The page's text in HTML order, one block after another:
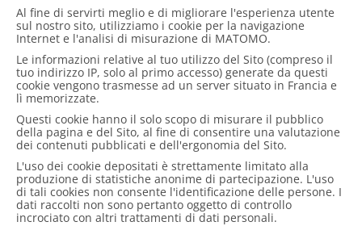
Al fine di servirti meglio e di migliorare l'esperienza utente
sul nostro sito, utilizziamo i cookie per la navigazione
Internet e l'analisi di misurazione di MATOMO.
Le informazioni relative al tuo utilizzo del Sito (compreso il
tuo indirizzo IP, solo al primo accesso) generate da questi
cookie vengono trasmesse ad un server situato in Francia e
lì memorizzate.
Questi cookie hanno il solo scopo di misurare il pubblico
della pagina e del Sito, al fine di consentire una valutazione
dei contenuti pubblicati e dell'ergonomia del Sito.
L'uso dei cookie depositati è strettamente limitato alla
produzione di statistiche anonime di partecipazione. L'uso
di tali cookies non consente l'identificazione delle persone. I
dati raccolti non sono pertanto oggetto di controllo
incrociato con altri trattamenti di dati personali.